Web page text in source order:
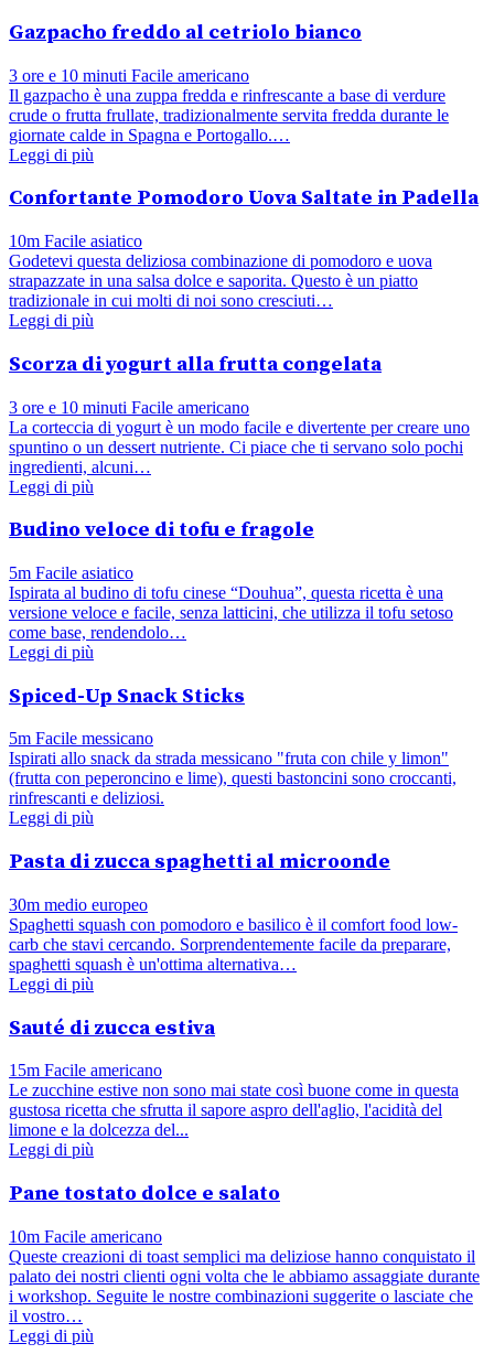
Gazpacho freddo al cetriolo bianco
3 ore e 10 minuti Facile americano
Il gazpacho è una zuppa fredda e rinfrescante a base di verdure
crude o frutta frullate, tradizionalmente servita fredda durante le
giornate calde in Spagna e Portogallo.…
Leggi di più
Confortante Pomodoro Uova Saltate in Padella
10m Facile asiatico
Godetevi questa deliziosa combinazione di pomodoro e uova
strapazzate in una salsa dolce e saporita. Questo è un piatto
tradizionale in cui molti di noi sono cresciuti…
Leggi di più
Scorza di yogurt alla frutta congelata
3 ore e 10 minuti Facile americano
La corteccia di yogurt è un modo facile e divertente per creare uno
spuntino o un dessert nutriente. Ci piace che ti servano solo pochi
ingredienti, alcuni…
Leggi di più
Budino veloce di tofu e fragole
5m Facile asiatico
Ispirata al budino di tofu cinese “Douhua”, questa ricetta è una
versione veloce e facile, senza latticini, che utilizza il tofu setoso
come base, rendendolo…
Leggi di più
Spiced-Up Snack Sticks
5m Facile messicano
Ispirati allo snack da strada messicano "fruta con chile y limon"
(frutta con peperoncino e lime), questi bastoncini sono croccanti,
rinfrescanti e deliziosi.
Leggi di più
Pasta di zucca spaghetti al microonde
30m medio europeo
Spaghetti squash con pomodoro e basilico è il comfort food low-
carb che stavi cercando. Sorprendentemente facile da preparare,
spaghetti squash è un'ottima alternativa…
Leggi di più
Sauté di zucca estiva
15m Facile americano
Le zucchine estive non sono mai state così buone come in questa
gustosa ricetta che sfrutta il sapore aspro dell'aglio, l'acidità del
limone e la dolcezza del...
Leggi di più
Pane tostato dolce e salato
10m Facile americano
Queste creazioni di toast semplici ma deliziose hanno conquistato il
palato dei nostri clienti ogni volta che le abbiamo assaggiate durante
i workshop. Seguite le nostre combinazioni suggerite o lasciate che
il vostro…
Leggi di più